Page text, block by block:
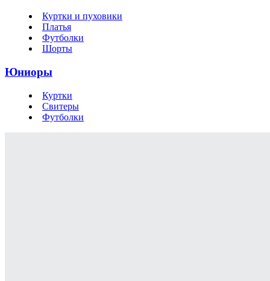
Куртки и пуховики
Платья
Футболки
Шорты
Юниоры
Куртки
Свитеры
Футболки